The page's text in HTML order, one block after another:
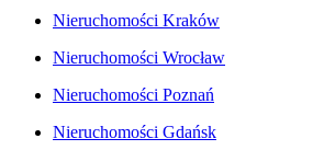
Nieruchomości Kraków
Nieruchomości Wrocław
Nieruchomości Poznań
Nieruchomości Gdańsk